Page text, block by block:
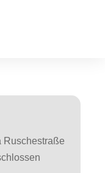
Ruschestraße